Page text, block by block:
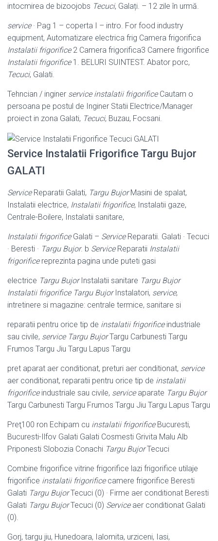
intocmirea de bizoojobs Tecuci, Galați. – 12 zile în urmă.
service· Pag 1 – coperta I – intro. For food industry
equipment, Automatizare electrica frig Camera frigorifica
Instalatii frigorifice2 Camera frigorifica3 Camere frigorifice
Instalatii frigorifice1. BELURI SUINTEST. Abator porc,
Tecuci, Galati.
Tehncian / inginer service instalatii frigorificeCautam o
persoana pe postul de Inginer Statii Electrice/Manager
proiect in zona Galati, Tecuci, Buzau, Focsani.
Service Instalatii Frigorifice Targu Bujor
GALATI
ServiceReparatii Galati, Targu BujorMasini de spalat,
Instalatii electrice, Instalatii frigorifice, Instalatii gaze,
Centrale-Boilere, Instalatii sanitare,
Instalatii frigorificeGalati – ServiceReparatii. Galati · Tecuci
· Beresti · Targu Bujor. b ServiceReparatii Instalatii
frigorificereprezinta pagina unde puteti gasi
electrice Targu BujorInstalatii sanitare Targu Bujor
Instalatii frigorifice Targu BujorInstalatori, service,
intretinere si magazine: centrale termice, sanitare si
reparatii pentru orice tip de instalatii frigorificeindustriale
sau civile, service Targu BujorTargu Carbunesti Targu
Frumos Targu Jiu Targu Lapus Targu
pret aparat aer conditionat, preturi aer conditionat, service
aer conditionat, reparatii pentru orice tip de instalatii
frigorificeindustriale sau civile, serviceaparate Targu Bujor
Targu Carbunesti Targu Frumos Targu Jiu Targu Lapus Targu
Preţ100 ron Echipam cu instalatii frigorificeBucuresti,
Bucuresti-Ilfov Galati Galati Cosmesti Grivita Malu Alb
Priponesti Slobozia Conachi Targu BujorTecuci
Combine frigorifice vitrine frigorifice lazi frigorifice utilaje
frigorifice instalatii frigorificecamere frigorifice Beresti
Galati Targu BujorTecuci (0) · Firme aer conditionat Beresti
Galati Targu BujorTecuci (0) Serviceaer conditionat Galati
(0).
Gorj, targu jiu, Hunedoara, Ialomita, urziceni, Iasi,